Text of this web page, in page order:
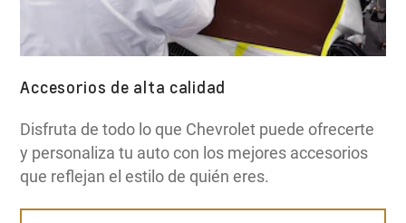
Accesorios de alta calidad
Disfruta de todo lo que Chevrolet puede ofrecerte
y personaliza tu auto con los mejores accesorios
que reflejan el estilo de quién eres.